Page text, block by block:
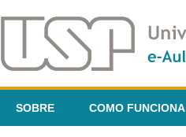
SOBRE COMO FUNCIONA